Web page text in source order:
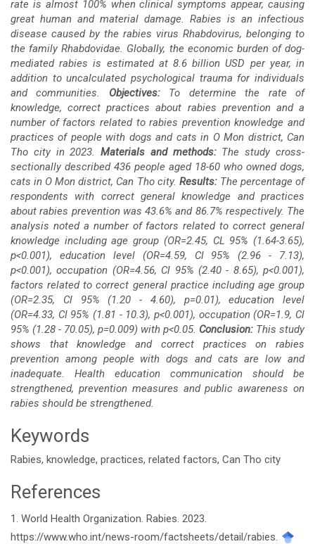
Content
rate is almost 100% when clinical symptoms appear, causing
great human and material damage. Rabies is an infectious
disease caused by the rabies virus Rhabdovirus, belonging to
the family Rhabdovidae. Globally, the economic burden of dog-
mediated rabies is estimated at 8.6 billion USD per year, in
addition to uncalculated psychological trauma for individuals
and communities. Objectives:To determine the rate of
knowledge, correct practices about rabies prevention and a
number of factors related to rabies prevention knowledge and
practices of people with dogs and cats in O Mon district, Can
Tho city in 2023.Materials and methods: The study cross-
sectionally described 436 people aged 18-60 who owned dogs,
cats in O Mon district, Can Tho city. Results: The percentage of
respondents with correct general knowledge and practices
about rabies prevention was 43.6% and 86.7% respectively. The
analysis noted a number of factors related to correct general
knowledge including age group (OR=2.45, CL 95% (1.64-3.65),
p<0.001), education level (OR=4.59, Cl 95% (2.96 - 7.13),
p<0.001), occupation (OR=4.56, Cl 95% (2.40 - 8.65), p<0.001),
factors related to correct general practice including age group
(OR=2.35, Cl 95% (1.20 - 4.60), p=0.01), education level
(OR=4.33, Cl 95% (1.81 - 10.3), p<0.001), occupation (OR=1.9, Cl
95% (1.28 - 70.05), p=0.009) with p<0.05. Conclusion: This study
shows that knowledge and correct practices on rabies
prevention among people with dogs and cats are low and
inadequate. Health education communication should be
strengthened, prevention measures and public awareness on
rabies should be strengthened.
Keywords
Rabies, knowledge, practices, related factors, Can Tho city
Article
Details
References
1. World Health Organization. Rabies. 2023.
https://www.who.int/news-room/factsheets/detail/rabies.